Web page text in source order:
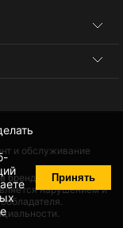
Принять
и обслуживание
бренда происходит
нарушением и